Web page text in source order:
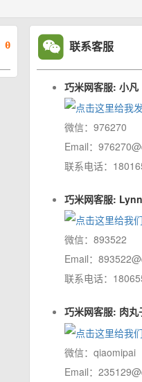
0 联系客服
巧米网客服: 小凡
微信：976270
Email：
联系电话：
巧米网客服: Lynn
微信：893522
Email：
联系电话：
巧米网客服: 肉丸
微信：qiaomipai
Email：